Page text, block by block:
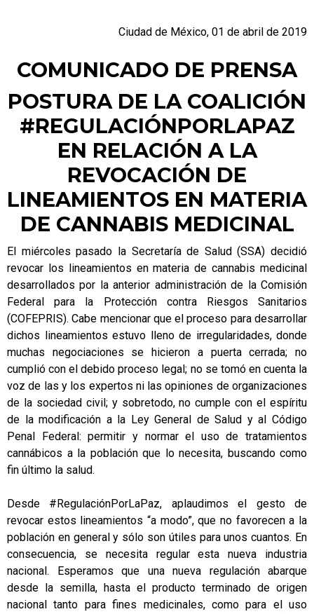
Ciudad de México, 01 de abril de 2019
COMUNICADO DE PRENSA
POSTURA DE LA COALICIÓN
#REGULACIÓNPORLAPAZ
EN RELACIÓN A LA
REVOCACIÓN DE
LINEAMIENTOS EN MATERIA
DE CANNABIS MEDICINAL
El miércoles pasado la Secretaría de Salud (SSA) decidió
revocar los lineamientos en materia de cannabis medicinal
desarrollados por la anterior administración de la Comisión
Federal para la Protección contra Riesgos Sanitarios
(COFEPRIS). Cabe mencionar que el proceso para desarrollar
dichos lineamientos estuvo lleno de irregularidades, donde
muchas negociaciones se hicieron a puerta cerrada; no
cumplió con el debido proceso legal; no se tomó en cuenta la
voz de las y los expertos ni las opiniones de organizaciones
de la sociedad civil; y sobretodo, no cumple con el espíritu
de la modificación a la Ley General de Salud y al Código
Penal Federal: permitir y normar el uso de tratamientos
cannábicos a la población que lo necesita, buscando como
fin último la salud.
Desde #RegulaciónPorLaPaz, aplaudimos el gesto de
revocar estos lineamientos “a modo”, que no favorecen a la
población en general y sólo son útiles para unos cuantos. En
consecuencia, se necesita regular esta nueva industria
nacional. Esperamos que una nueva regulación abarque
desde la semilla, hasta el producto terminado de origen
nacional tanto para fines medicinales, como para el uso